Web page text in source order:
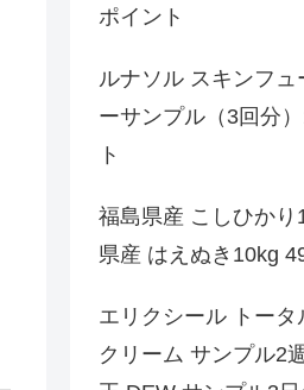
ポイント
ルナソル スキンフュ
ーサンプル（3回分
ト
福島県産 こしひか
県産 はえぬき10kg
エリクシール トー
クリーム サンプル2